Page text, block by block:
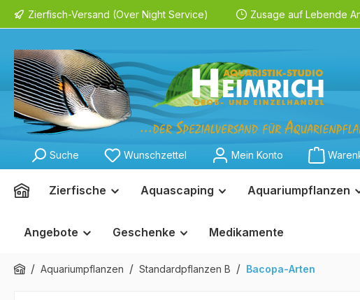
Zur Hauptnavigation springen
Zierfisch-Versand (Over Night Service) Zusage auf Lebende
Suche Wunschzettel Mein Konto
Zierfische Aquascaping Aquariumpflanzen
Angebote Geschenke Medikamente
/ Aquariumpflanzen / Standardpflanzen B / Bacopa-Arten